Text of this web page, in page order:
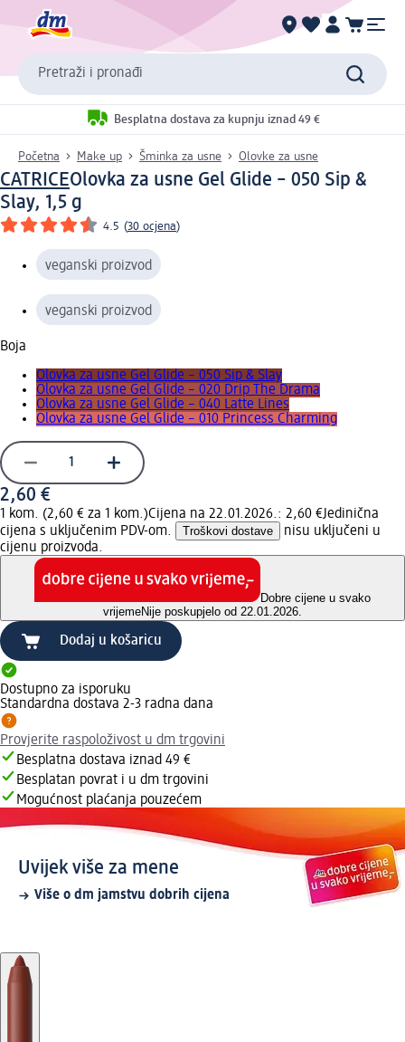
Pretraži i pronađi
Besplatna dostava za kupnju iznad 49 €
Početna Make up Šminka za usne Olovke za usne
CATRICEOlovka za usne Gel Glide – 050 Sip &
Slay, 1,5 g
4.5 (30 ocjena)
veganski proizvod
veganski proizvod
Boja
Olovka za usne Gel Glide – 050 Sip & Slay
Olovka za usne Gel Glide – 020 Drip The Drama
Olovka za usne Gel Glide – 040 Latte Lines
Olovka za usne Gel Glide – 010 Princess Charming
2,60 €
1 kom. (2,60 € za 1 kom.)Cijena na 22.01.2026.: 2,60 €Jedinična
cijena s uključenim PDV-om.
Troškovi dostave
nisu uključeni u
cijenu proizvoda.
Dobre cijene u svako
vrijemeNije poskupjelo od 22.01.2026.
Dodaj u košaricu
Dostupno za isporuku
Standardna dostava 2-3 radna dana
Provjerite raspoloživost u dm trgovini
Besplatna dostava iznad 49 €
Besplatan povrat i u dm trgovini
Mogućnost plaćanja pouzećem
Uvijek više za mene
Više o dm jamstvu dobrih cijena